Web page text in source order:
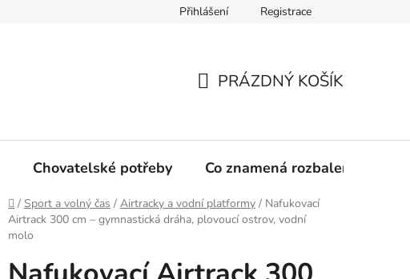
Přihlášení Registrace
KOŠÍK
PRÁZDNÝ KOŠÍK
Chovatelské potřeby Co znamená rozbalené zboží?
Domů
/ Sport a volný čas / Airtracky a vodní platformy / Nafukovací
Airtrack 300 cm – gymnastická dráha, plovoucí ostrov, vodní
molo